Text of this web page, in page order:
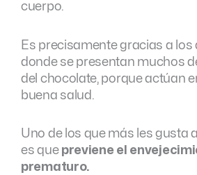
cuerpo.
Es precisamente gracias a los
donde se presentan muchos
del chocolate, porque actúan
buena salud.
Uno de los que más les gusta
es que previene el
prematuro.